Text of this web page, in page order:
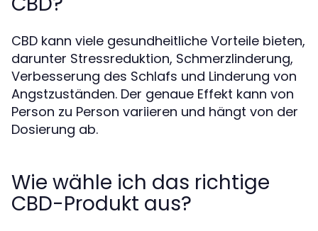
CBD kann viele gesundheitliche Vorteile bieten,
darunter Stressreduktion, Schmerzlinderung,
Verbesserung des Schlafs und Linderung von
Angstzuständen. Der genaue Effekt kann von
Person zu Person variieren und hängt von der
Dosierung ab.
Wie wähle ich das richtige
CBD-Produkt aus?